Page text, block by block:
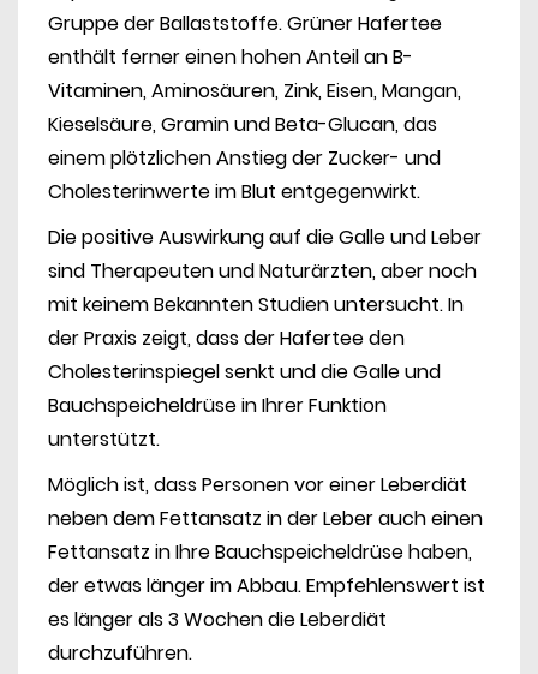
Gruppe der Ballaststoffe. Grüner Hafertee
enthält ferner einen hohen Anteil an B-
Vitaminen, Aminosäuren, Zink, Eisen, Mangan,
Kieselsäure, Gramin und Beta-Glucan, das
einem plötzlichen Anstieg der Zucker- und
Cholesterinwerte im Blut entgegenwirkt.
Die positive Auswirkung auf die Galle und Leber
sind Therapeuten und Naturärzten, aber noch
mit keinem Bekannten Studien untersucht. In
der Praxis zeigt, dass der Hafertee den
Cholesterinspiegel senkt und die Galle und
Bauchspeicheldrüse in Ihrer Funktion
unterstützt.
Möglich ist, dass Personen vor einer Leberdiät
neben dem Fettansatz in der Leber auch einen
Fettansatz in Ihre Bauchspeicheldrüse haben,
der etwas länger im Abbau. Empfehlenswert ist
es länger als 3 Wochen die Leberdiät
durchzuführen.